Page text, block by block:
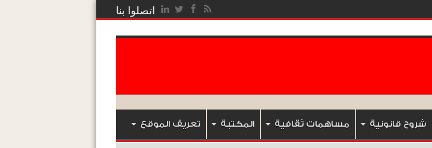
اتصلوا بنا
شروح قانونية مساهمات ثقافية المكتبة تعريف الموقع